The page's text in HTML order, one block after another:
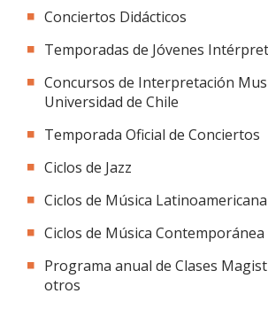
Conciertos Didácticos
Temporadas de Jóvenes
Concursos de Interpretación
Universidad de Chile
Temporada Oficial de Conciertos
Ciclos de Jazz
Ciclos de Música Latinoamericana
Ciclos de Música Contemporánea
Programa anual de Clases
otros